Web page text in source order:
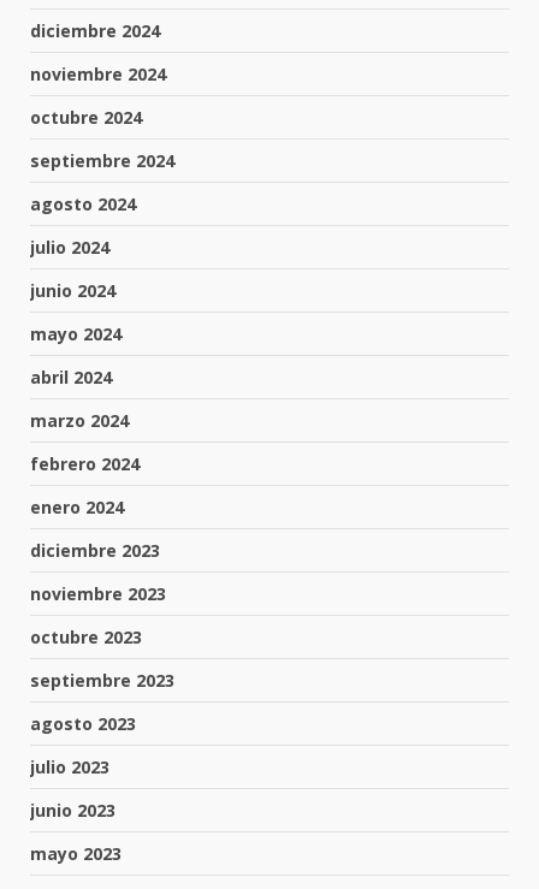
diciembre 2024
noviembre 2024
octubre 2024
septiembre 2024
agosto 2024
julio 2024
junio 2024
mayo 2024
abril 2024
marzo 2024
febrero 2024
enero 2024
diciembre 2023
noviembre 2023
octubre 2023
septiembre 2023
agosto 2023
julio 2023
junio 2023
mayo 2023